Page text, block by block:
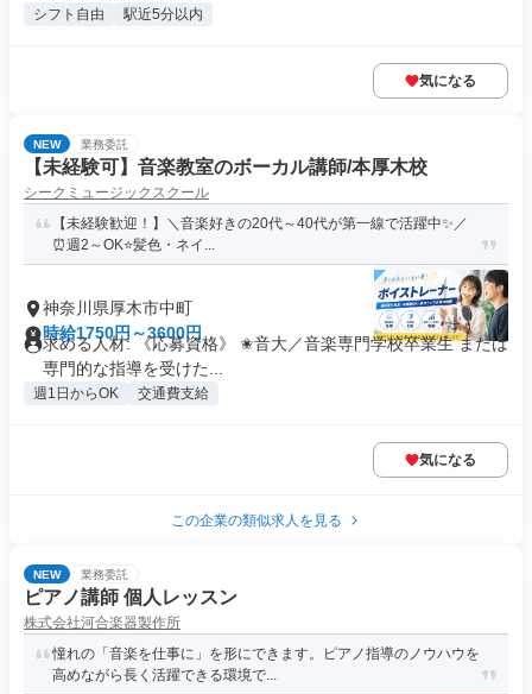
シフト自由 駅近5分以内
気になる
NEW 業務委託
【未経験可】音楽教室のボーカル講師/本厚木校
シークミュージックスクール
【未経験歓迎！】＼音楽好きの20代～40代が第一線で活躍中✨️／
⏰週2～OK⭐️髪色・ネイ...
神奈川県厚木市中町
時給1750円～3600円
求める人材: 《応募資格》 ✬音大／音楽専門学校卒業生 または
専門的な指導を受けた...
週1日からOK 交通費支給
気になる
この企業の類似求人を見る
NEW 業務委託
ピアノ講師 個人レッスン
株式会社河合楽器製作所
憧れの「音楽を仕事に」を形にできます。ピアノ指導のノウハウを
高めながら長く活躍できる環境で...